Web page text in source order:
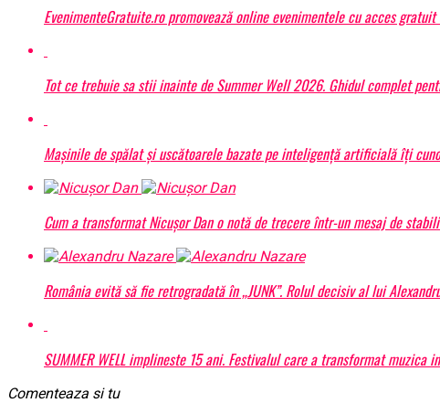
EvenimenteGratuite.ro promovează online evenimentele cu acces gratuit
Tot ce trebuie sa stii inainte de Summer Well 2026. Ghidul complet
Mașinile de spălat și uscătoarele bazate pe inteligență artificială îți
Cum a transformat Nicușor Dan o notă de trecere într-un mesaj de
România evită să fie retrogradată în „JUNK”. Rolul decisiv al lui
SUMMER WELL implineste 15 ani. Festivalul care a transformat
Comenteaza si tu